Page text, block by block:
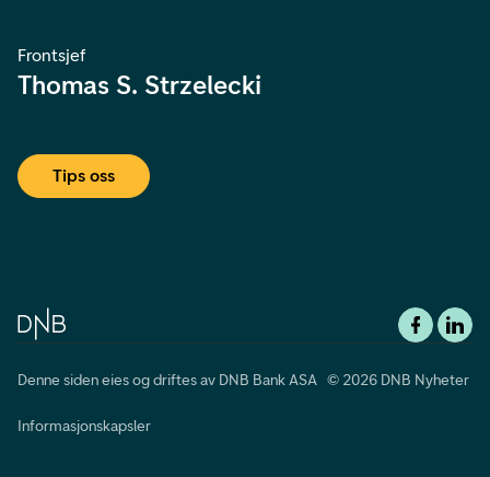
Frontsjef
Thomas S. Strzelecki
Tips oss
Denne siden eies og driftes av DNB Bank ASA © 2026 DNB Nyheter
Informasjonskapsler